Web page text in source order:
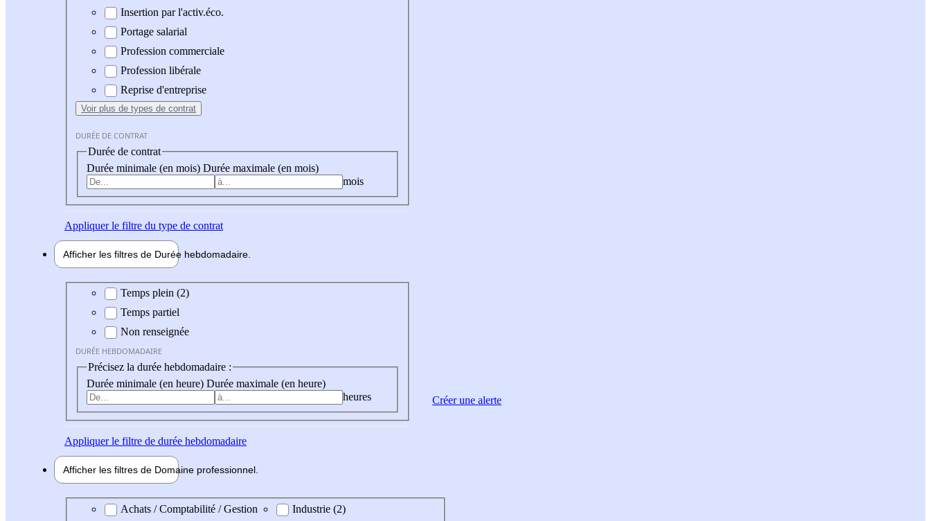
Insertion par l'activ.éco.
Portage salarial
Profession commerciale
Profession libérale
Reprise d'entreprise
Voir plus de types de contrat
DURÉE DE CONTRAT
Durée de contrat
Durée minimale (en mois) Durée maximale (en mois)
mois
Appliquerle filtre du type de contrat
Afficher les filtres de Durée hebdomadaire
Durée hebdomadaire
Temps plein (2)
Temps partiel
Non renseignée
DURÉE HEBDOMADAIRE
Précisez la durée hebdomadaire :
Durée minimale (en heure) Durée maximale (en heure)
heures
Appliquerle filtre de durée hebdomadaire
Afficher les filtres de Domaine professionnel
Domaine professionel
Achats / Comptabilité / Gestion
Industrie (2)
Créer une alerte